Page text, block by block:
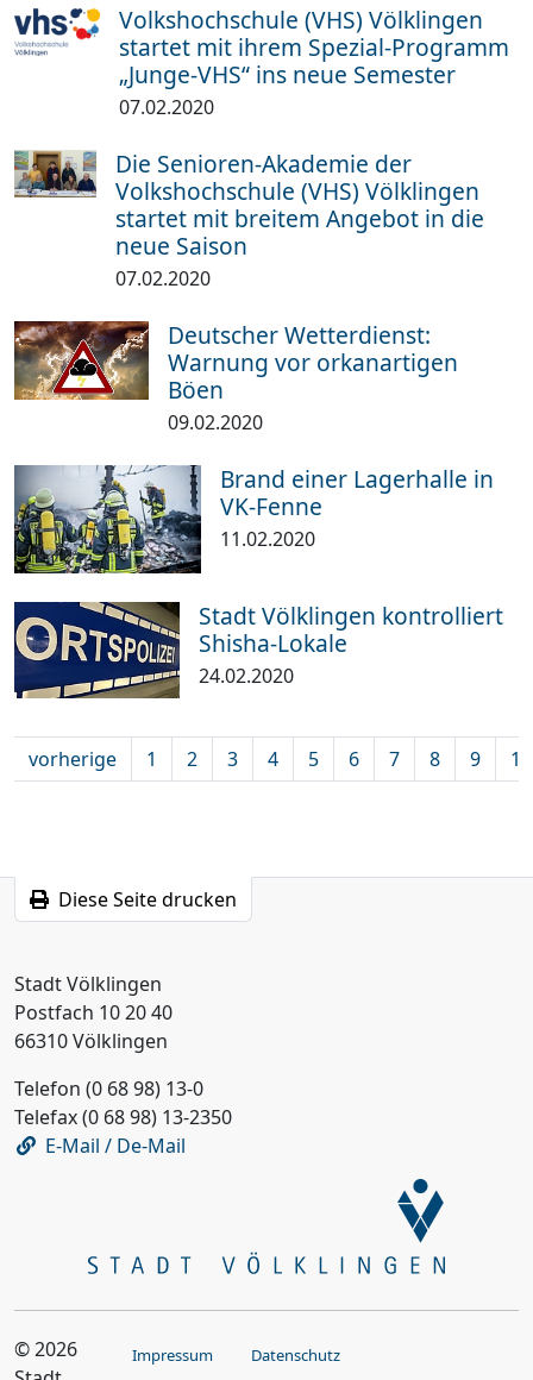
Volkshochschule (VHS) Völklingen
startet mit ihrem Spezial-Programm
„Junge-VHS“ ins neue Semester
07.02.2020
Die Senioren-Akademie der
Volkshochschule (VHS) Völklingen
startet mit breitem Angebot in die
neue Saison
07.02.2020
Deutscher Wetterdienst:
Warnung vor orkanartigen
Böen
09.02.2020
Brand einer Lagerhalle in
VK-Fenne
11.02.2020
Stadt Völklingen kontrolliert
Shisha-Lokale
24.02.2020
vorherige 1 2 3 4 5 6 7 8 9 10
Diese Seite drucken
Stadt Völklingen
Postfach 10 20 40
66310 Völklingen
Telefon (0 68 98) 13-0
Telefax (0 68 98) 13-2350
E-Mail / De-Mail
© 2026
Impressum Datenschutz